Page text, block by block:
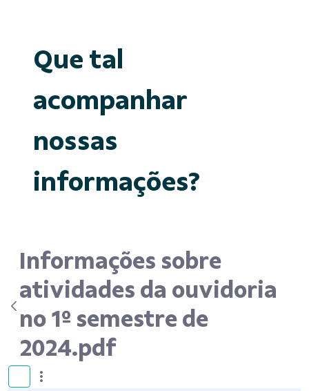
Que tal
acompanhar
nossas
informações?
Informações sobre
atividades da ouvidoria
no 1º semestre de
2024.pdf